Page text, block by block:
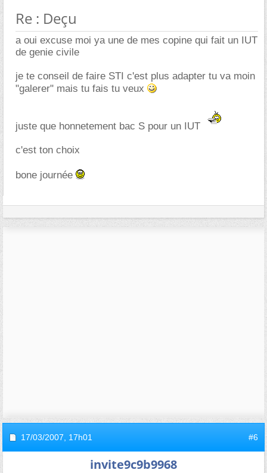
Re : Deçu
a oui excuse moi ya une de mes copine qui fait un IUT
de genie civile
je te conseil de faire STI c'est plus adapter tu va moin
"galerer" mais tu fais tu veux
juste que honnetement bac S pour un IUT
c'est ton choix
bone journée
17/03/2007, 17h01 #6
invite9c9b9968